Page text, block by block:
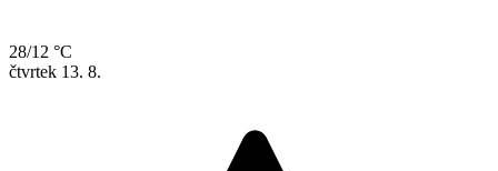
28/12 °C
čtvrtek 13. 8.